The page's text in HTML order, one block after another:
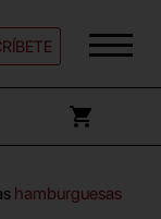
hamburguesas